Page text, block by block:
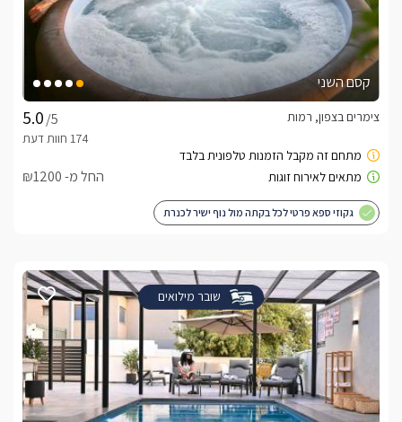
קסם השני
/5
צימרים בצפון, רמות
החל מ- ₪1200
גקוזי ספא פרטי לכל בקתה מול נוף ישיר לכנרת
שובר מילואים